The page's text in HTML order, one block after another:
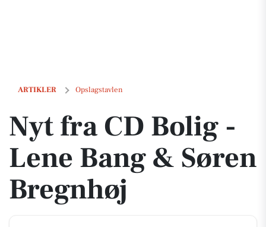
ARTIKLER Opslagstavlen
Nyt fra CD Bolig - Lene Bang & Søren Bregnhøj
Nyt fra CD Bolig -
Lene Bang & Søren
Bregnhøj